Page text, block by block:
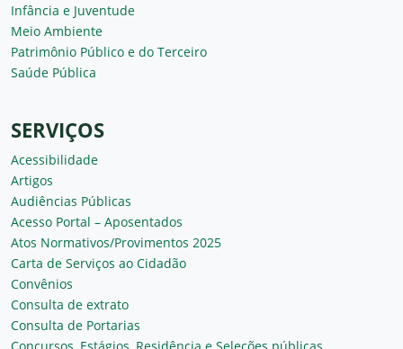
Infância e Juventude
Meio Ambiente
Patrimônio Público e do Terceiro
Saúde Pública
SERVIÇOS
Acessibilidade
Artigos
Audiências Públicas
Acesso Portal – Aposentados
Atos Normativos/Provimentos 2025
Carta de Serviços ao Cidadão
Convênios
Consulta de extrato
Consulta de Portarias